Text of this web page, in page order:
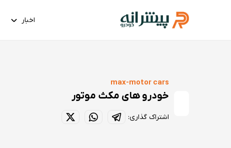
اخبار
max-motor cars
خودرو های مکث موتور
اشتراک گذاری: